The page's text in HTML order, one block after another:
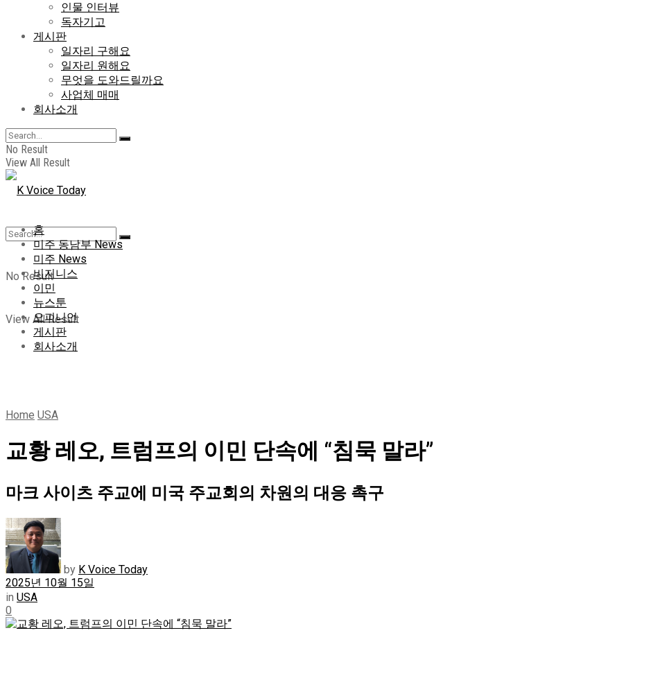
인물 인터뷰
독자기고
게시판
일자리 구해요
일자리 원해요
무엇을 도와드릴까요
사업체 매매
회사소개
No Result
View All Result
No Result
View All Result
홈
미주 동남부 News
미주 News
비지니스
이민
뉴스툰
오피니언
게시판
회사소개
Home USA
교황 레오, 트럼프의 이민 단속에 “침묵 말라”
마크 사이츠 주교에 미국 주교회의 차원의 대응 촉구
by K Voice Today
2025년 10월 15일
in USA
0